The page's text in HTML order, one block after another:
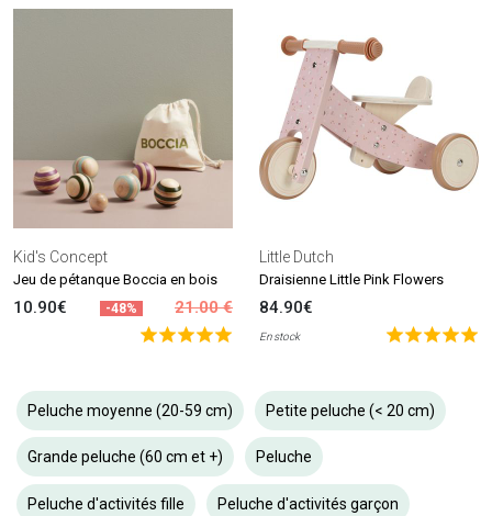
Kid's Concept
Jeu de pétanque Boccia en bois
10.90€ -48% 21.00 €
Little Dutch
Draisienne Little Pink Flowers
84.90€
En stock
Peluche moyenne (20-59 cm) Petite peluche (< 20 cm)
Grande peluche (60 cm et +) Peluche
Peluche d'activités fille Peluche d'activités garçon